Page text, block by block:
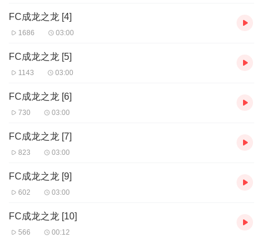
FC成龙之龙 [4]
1686 03:00
FC成龙之龙 [5]
1143 03:00
FC成龙之龙 [6]
730 03:00
FC成龙之龙 [7]
823 03:00
FC成龙之龙 [9]
602 03:00
FC成龙之龙 [10]
566 00:12